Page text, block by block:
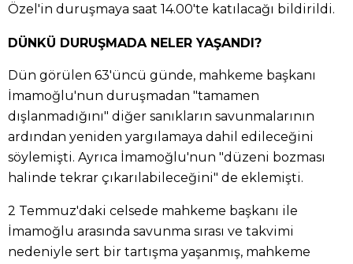
Özel'in duruşmaya saat 14.00'te katılacağı bildirildi.
DÜNKÜ DURUŞMADA NELER YAŞANDI?
Dün görülen 63'üncü günde, mahkeme başkanı
İmamoğlu'nun duruşmadan "tamamen
dışlanmadığını" diğer sanıkların savunmalarının
ardından yeniden yargılamaya dahil edileceğini
söylemişti. Ayrıca İmamoğlu'nun "düzeni bozması
halinde tekrar çıkarılabileceğini" de eklemişti.
2 Temmuz'daki celsede mahkeme başkanı ile
İmamoğlu arasında savunma sırası ve takvimi
nedeniyle sert bir tartışma yaşanmış, mahkeme